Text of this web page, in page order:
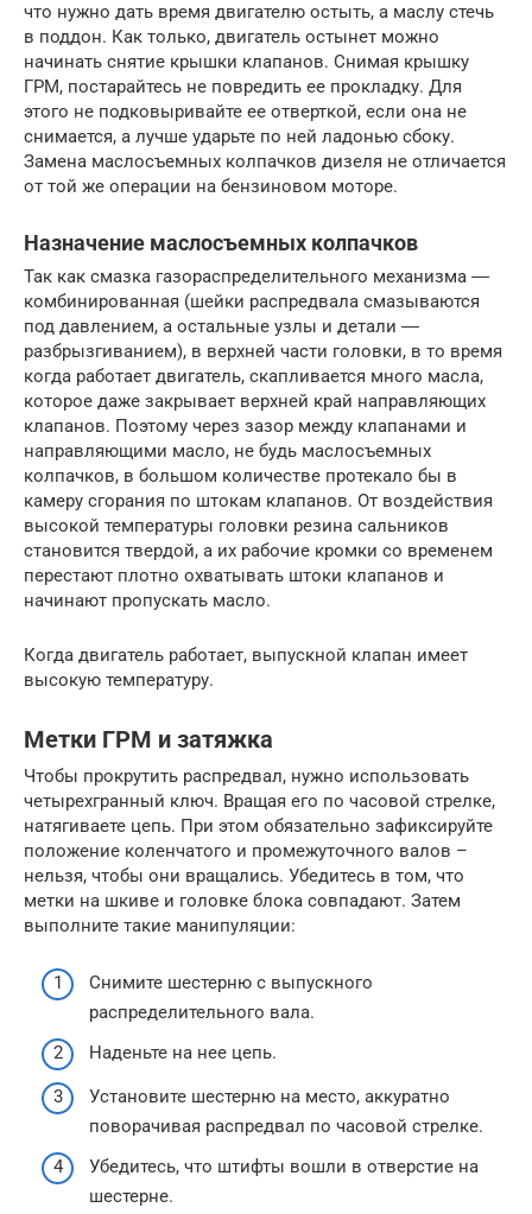
что нужно дать время двигателю остыть, а маслу стечь
в поддон. Как только, двигатель остынет можно
начинать снятие крышки клапанов. Снимая крышку
ГРМ, постарайтесь не повредить ее прокладку. Для
этого не подковыривайте ее отверткой, если она не
снимается, а лучше ударьте по ней ладонью сбоку.
Замена маслосъемных колпачков дизеля не отличается
от той же операции на бензиновом моторе.
Назначение маслосъемных колпачков
Так как смазка газораспределительного механизма ―
комбинированная (шейки распредвала смазываются
под давлением, а остальные узлы и детали ―
разбрызгиванием), в верхней части головки, в то время
когда работает двигатель, скапливается много масла,
которое даже закрывает верхней край направляющих
клапанов. Поэтому через зазор между клапанами и
направляющими масло, не будь маслосъемных
колпачков, в большом количестве протекало бы в
камеру сгорания по штокам клапанов. От воздействия
высокой температуры головки резина сальников
становится твердой, а их рабочие кромки со временем
перестают плотно охватывать штоки клапанов и
начинают пропускать масло.
Когда двигатель работает, выпускной клапан имеет
высокую температуру.
Метки ГРМ и затяжка
Чтобы прокрутить распредвал, нужно использовать
четырехгранный ключ. Вращая его по часовой стрелке,
натягиваете цепь. При этом обязательно зафиксируйте
положение коленчатого и промежуточного валов –
нельзя, чтобы они вращались. Убедитесь в том, что
метки на шкиве и головке блока совпадают. Затем
выполните такие манипуляции:
Снимите шестерню с выпускного
распределительного вала.
Наденьте на нее цепь.
Установите шестерню на место, аккуратно
поворачивая распредвал по часовой стрелке.
Убедитесь, что штифты вошли в отверстие на
шестерне.